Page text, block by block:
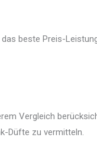
beste Preis-
Vergleich
Düfte zu vermitteln.